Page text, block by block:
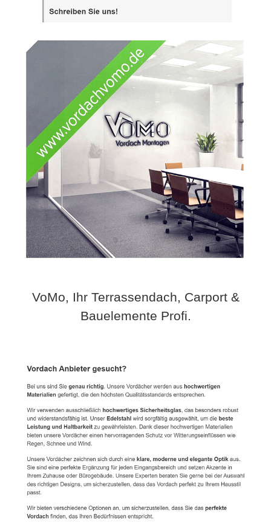
VoMo, Ihr Terrassendach, Carport &
Bauelemente Profi.